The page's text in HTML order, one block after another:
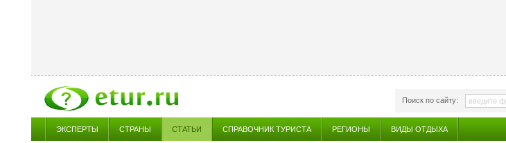
Поиск по сайту:
ЭКСПЕРТЫ СТРАНЫ СТАТЬИ СПРАВОЧНИК ТУРИСТА РЕГИОНЫ ВИДЫ ОТДЫХА